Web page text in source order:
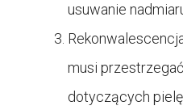
usuwanie
musi
dotyczących